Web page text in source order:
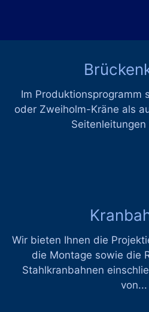
Im Produktionsprogramm
oder Zweiholm-Kräne als
Wir bieten Ihnen die
die Montage sowie die
Stahlkranbahnen
von...